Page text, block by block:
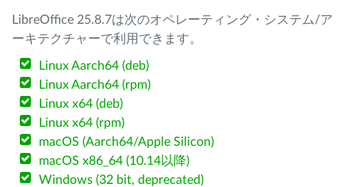
LibreOffice 25.8.7は次のオペレーティング・システム/ア
ーキテクチャーで利用できます。
Linux Aarch64 (deb)
Linux Aarch64 (rpm)
Linux x64 (deb)
Linux x64 (rpm)
macOS (Aarch64/Apple Silicon)
macOS x86_64 (10.14以降)
Windows (32 bit, deprecated)